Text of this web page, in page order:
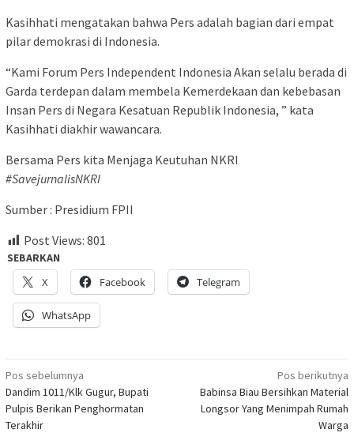
Kasihhati mengatakan bahwa Pers adalah bagian dari empat
pilar demokrasi di Indonesia.
“Kami Forum Pers Independent Indonesia Akan selalu berada di
Garda terdepan dalam membela Kemerdekaan dan kebebasan
Insan Pers di Negara Kesatuan Republik Indonesia, ” kata
Kasihhati diakhir wawancara.
Bersama Pers kita Menjaga Keutuhan NKRI
#SavejurnalisNKRI
Sumber : Presidium FPII
Post Views: 801
SEBARKAN
X
Facebook Telegram
WhatsApp
Navigasi
pos
Pos sebelumnya
Dandim 1011/Klk Gugur, Bupati
Pulpis Berikan Penghormatan
Terakhir
Pos berikutnya
Babinsa Biau Bersihkan Material
Longsor Yang Menimpah Rumah
Warga